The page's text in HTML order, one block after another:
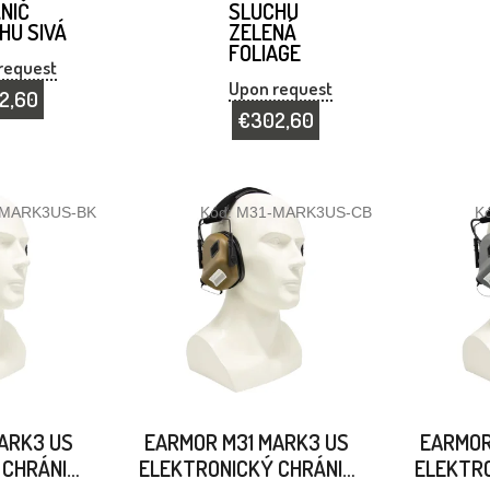
SIVÁ
SLUCHU
ZELENÁ
FOLIAGE
Upon request
€302,60
US
BK
EARMOR M31 MARK3 US
ELEKTRONICKÝ CHRÁNIČ
Kód:M31-MARK3US-CB